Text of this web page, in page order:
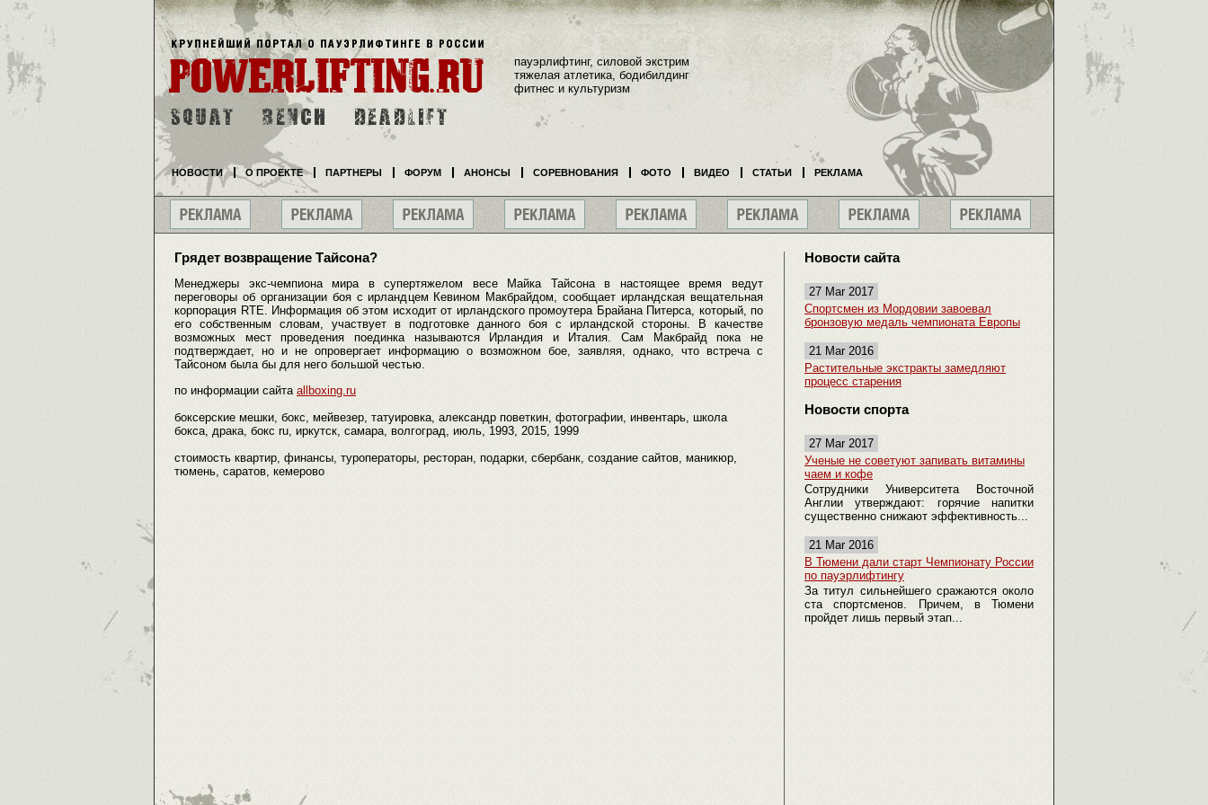
Грядет возвращение Тайсона?
Менеджеры экс-чемпиона мира в супертяжелом весе Майка Тайсона в настоящее время ведут
переговоры об организации боя с ирландцем Кевином Макбрайдом, сообщает ирландская вещательная
корпорация RTE. Информация об этом исходит от ирландского промоутера Брайана Питерса, который, по
его собственным словам, участвует в подготовке данного боя с ирландской стороны. В качестве
возможных мест проведения поединка называются Ирландия и Италия. Сам Макбрайд пока не
подтверждает, но и не опровергает информацию о возможном бое, заявляя, однако, что встреча с
Тайсоном была бы для него большой честью.
по информации сайта allboxing.ru
боксерские мешки, бокс, мейвезер, татуировка, александр поветкин, фотографии, инвентарь, школа
бокса, драка, бокс ru, иркутск, самара, волгоград, июль, 1993, 2015, 1999
стоимость квартир, финансы, туроператоры, ресторан, подарки, сбербанк, создание сайтов, маникюр,
тюмень, саратов, кемерово
Новости сайта
27 Mar 2017
Спортсмен из Мордовии завоевал
бронзовую медаль чемпионата Европы
21 Mar 2016
Растительные экстракты замедляют
процесс старения
Новости спорта
27 Mar 2017
Ученые не советуют запивать витамины
чаем и кофе
Сотрудники Университета Восточной
Англии утверждают: горячие напитки
существенно снижают эффективность...
21 Mar 2016
В Тюмени дали старт Чемпионату России
по пауэрлифтингу
За титул сильнейшего сражаются около
ста спортсменов. Причем, в Тюмени
пройдет лишь первый этап...
пауэрлифтинг, силовой экстрим
тяжелая атлетика, бодибилдинг
фитнес и культуризм
НОВОСТИ О ПРОЕКТЕ ПАРТНЕРЫ ФОРУМ АНОНСЫ СОРЕВНОВАНИЯ ФОТО ВИДЕО СТАТЬИ РЕКЛАМА